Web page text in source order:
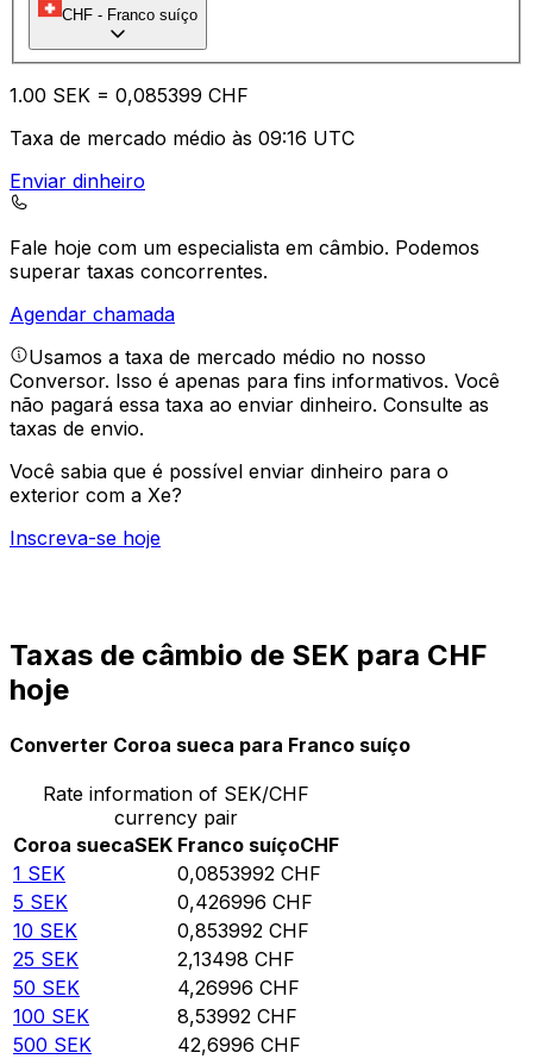
CHF - Franco suíço
1.00 SEK = 0,085399 CHF
Taxa de mercado médio às 09:16 UTC
Enviar dinheiro
Fale hoje com um especialista em câmbio. Podemos
superar taxas concorrentes.
Agendar chamada
Usamos a taxa de mercado médio no nosso
Conversor. Isso é apenas para fins informativos. Você
não pagará essa taxa ao enviar dinheiro. Consulte as
taxas de envio.
Você sabia que é possível enviar dinheiro para o
exterior com a Xe?
Inscreva-se hoje
Taxas de câmbio de SEK para CHF
hoje
Converter Coroa sueca para Franco suíço
Rate information of SEK/CHF
currency pair
Coroa suecaSEK Franco suíçoCHF
1 SEK 0,0853992 CHF
5 SEK 0,426996 CHF
10 SEK 0,853992 CHF
25 SEK 2,13498 CHF
50 SEK 4,26996 CHF
100 SEK 8,53992 CHF
500 SEK 42,6996 CHF